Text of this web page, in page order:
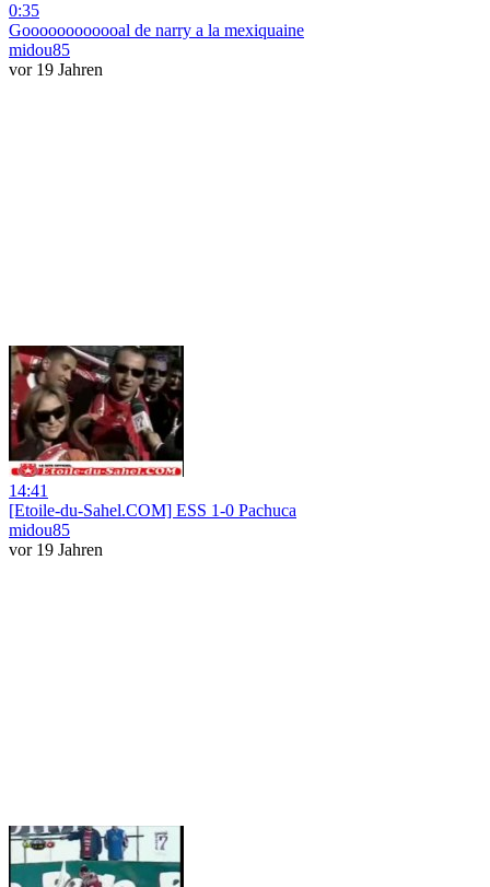
0:35
Goooooooooooal de narry a la mexiquaine
midou85
vor 19 Jahren
14:41
[Etoile-du-Sahel.COM] ESS 1-0 Pachuca
midou85
vor 19 Jahren